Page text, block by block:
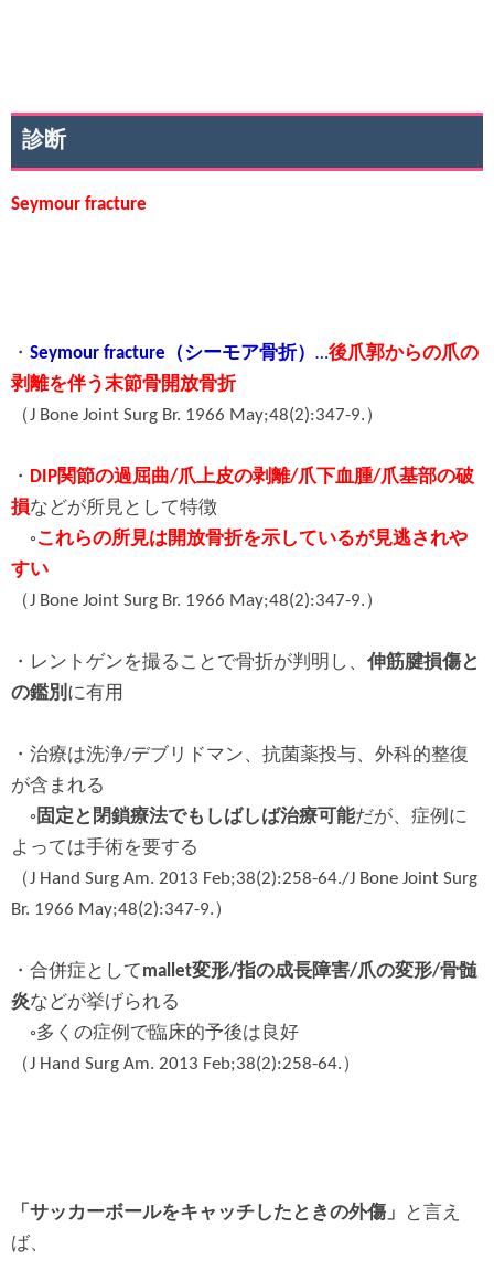
診断
Seymour fracture
・ Seymour fracture（シーモア骨折） …後爪郭からの爪の
剥離を伴う末節骨開放骨折
（J Bone Joint Surg Br. 1966 May;48(2):347-9.）
・ DIP関節の過屈曲/爪上皮の剥離/爪下血腫/爪基部の破
損などが所見として特徴
◦これらの所見は開放骨折を示しているが見逃されや
すい
（J Bone Joint Surg Br. 1966 May;48(2):347-9.）
・レントゲンを撮ることで骨折が判明し、 伸筋腱損傷と
の鑑別 に有用
・治療は洗浄/デブリドマン、抗菌薬投与、外科的整復
が含まれる
◦ 固定と閉鎖療法でもしばしば治療可能だが、症例に
よっては手術を要する
（J Hand Surg Am. 2013 Feb;38(2):258-64./J Bone Joint Surg
Br. 1966 May;48(2):347-9.）
・合併症としてmallet変形/指の成長障害/爪の変形/骨髄
炎などが挙げられる
◦多くの症例で臨床的予後は良好
（J Hand Surg Am. 2013 Feb;38(2):258-64.）
「サッカーボールをキャッチしたときの外傷」
と言え
ば、